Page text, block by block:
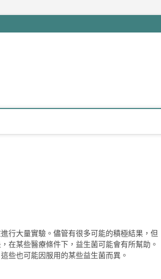
行大量實驗。儘管有很多可能的積極結果，但
在某些醫療條件下，益生菌可能會有所幫助。
些也可能因服用的某些益生菌而異。